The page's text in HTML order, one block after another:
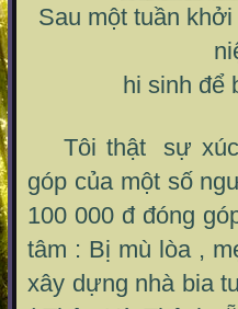
Sau một tuần
hi sinh để
Tôi thật sự xúc
góp của một số
100 000 đ đóng
tâm : Bị mù lòa ,
xây dựng nhà bia